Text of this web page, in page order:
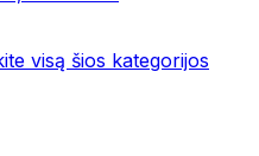
visą šios kategorijos